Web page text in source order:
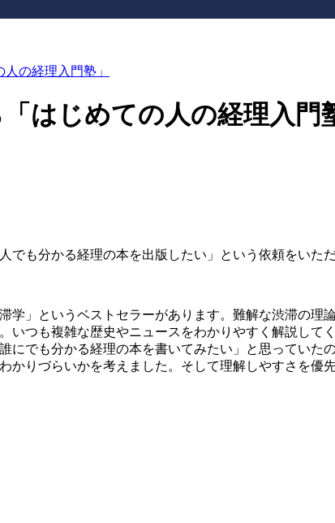
の経理入門塾」
はじめての人の経理入門
でも分かる経理の本を出版したい」という依頼をいただ
学」というベストセラーがあります。難解な渋滞の
いつも複雑な歴史やニュースをわかりやすく解説してく
にでも分かる経理の本を書いてみたい」と思ってい
かりづらいかを考えました。そして理解しやすさを